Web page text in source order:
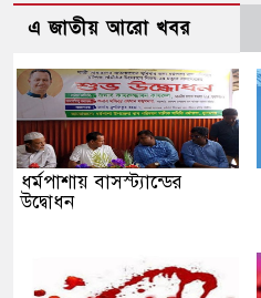
এ জাতীয় আরো খবর
ধর্মপাশায় বাসস্ট্যান্ডের
উদ্বোধন